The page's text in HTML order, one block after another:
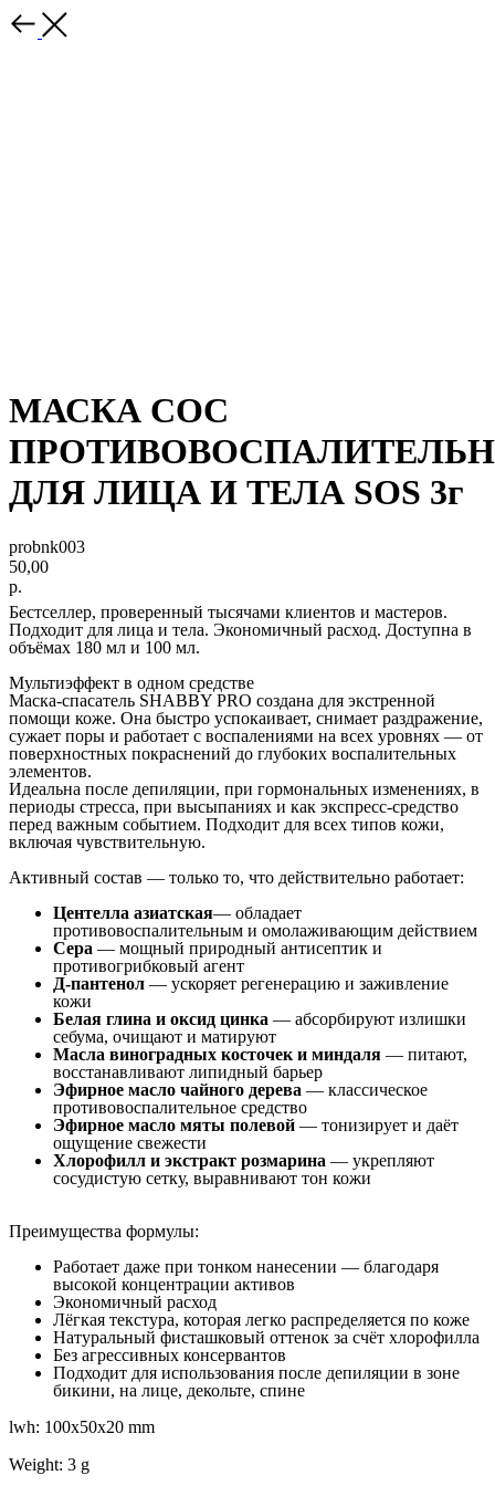
МАСКА СОС
ДЛЯ ЛИЦА И ТЕЛА SOS 3г
probnk003
50,00
р.
Бестселлер, проверенный тысячами клиентов и мастеров.
Подходит для лица и тела. Экономичный расход. Доступна в
объёмах 180 мл и 100 мл.
Мультиэффект в одном средстве
Маска-спасатель SHABBY PRO создана для экстренной
помощи коже. Она быстро успокаивает, снимает раздражение,
сужает поры и работает с воспалениями на всех уровнях — от
поверхностных покраснений до глубоких воспалительных
элементов.
Идеальна после депиляции, при гормональных изменениях, в
периоды стресса, при высыпаниях и как экспресс-средство
перед важным событием. Подходит для всех типов кожи,
включая чувствительную.
Активный состав — только то, что действительно работает:
Центелла азиатская— обладает
противовоспалительным и омолаживающим действием
Сера — мощный природный антисептик и
противогрибковый агент
Д-пантенол — ускоряет регенерацию и заживление
кожи
Белая глина и оксид цинка — абсорбируют излишки
себума, очищают и матируют
Масла виноградных косточек и миндаля — питают,
восстанавливают липидный барьер
Эфирное масло чайного дерева — классическое
противовоспалительное средство
Эфирное масло мяты полевой — тонизирует и даёт
ощущение свежести
Хлорофилл и экстракт розмарина — укрепляют
сосудистую сетку, выравнивают тон кожи
Преимущества формулы:
Работает даже при тонком нанесении — благодаря
высокой концентрации активов
Экономичный расход
Лёгкая текстура, которая легко распределяется по коже
Натуральный фисташковый оттенок за счёт хлорофилла
Без агрессивных консервантов
Подходит для использования после депиляции в зоне
бикини, на лице, декольте, спине
lwh: 100x50x20 mm
Weight: 3 g